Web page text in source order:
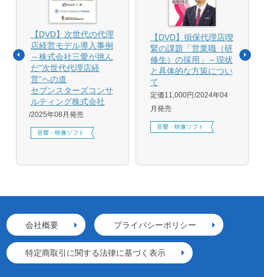
【DVD】次世代の代理
店経営モデル導入事例
～株式会社三愛が挑ん
だ”次世代代理店経
営”への道
セブンスターズコンサ
ルティング株式会社
2025年08月発売
音響・映像ソフト
【DVD】損保代理店喫
緊の課題「営業職（研
修生）の採用」～現状
と具体的な方策につい
て
定価11,000円 2024年04
月発売
音響・映像ソフト
会社概要 プライバシーポリシー
特定商取引に関する法律に基づく表示